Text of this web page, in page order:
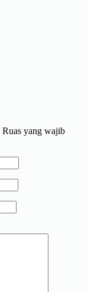
Ruas yang wajib